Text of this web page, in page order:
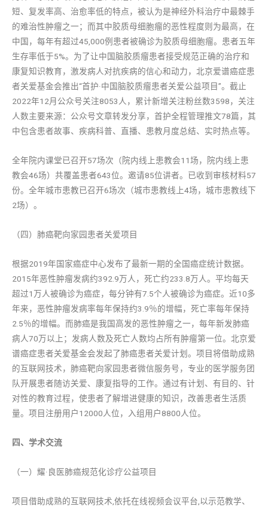
短、复发率高、治愈率低的特点，被认为是神经外科治疗中最棘手
的难治性肿瘤之一；而其中胶质母细胞瘤的恶性程度则为最高，在
中国，每年有超过45,000例患者被确诊为胶质母细胞瘤。患者五年
生存率低于5%。为了让中国脑胶质瘤患者接受规范正确的治疗和
康复知识教育，激发病人对抗疾病的信心和动力，北京爱谱癌症患
者关爱基金会推出“首护·中国脑胶质瘤患者关爱公益项目”。截止
2022年12月公众号关注8053人，累计新增关注粉丝数3598，关注
人数主要来源：公众号文章转发分享，首护全程管理推文78篇，其
中包含患者故事、疾病科普、直播、患教月度总结、实时热点等。
全年院内课堂已召开57场次（院内线上患教会11场，院内线上患
教会46场）共覆盖患者643位。邀请85位讲者。已收到审核材料57
份。全年城市患教已召开6场次（城市患教线上4场，城市患教线下
2场）。
（四）肺癌靶向家园患者关爱项目
根据2019年国家癌症中心发布了最新一期的全国癌症统计数据。
2015年恶性肿瘤发病约392.9万人，死亡约233.8万人。平均每天
超过1万人被确诊为癌症，每分钟有7.5个人被确诊为癌症。近10多
年来，恶性肿瘤发病率每年保持约3.9％的增幅，死亡率每年保持
2.5％的增幅。而肺癌是我国高发的恶性肿瘤之一，每年新发肺癌
病人70万以上；发病人数及死亡人数均占所有肿瘤第一位。北京爱
谱癌症患者关爱基金会发起了肺癌患者关爱计划。项目将借助成熟
的互联网技术，肺癌靶向家园患者微信服务号，专业的医学服务团
队开展患者随访关爱、康复指导的工作。通过有计划、有目的、针
对性的教育过程，使患者了解增进健康的知识，改善患者生活质
量。项目注册用户12000人位，入组用户8800人位。
四、学术交流
（一）耀·良医肺癌规范化诊疗公益项目
项目借助成熟的互联网技术,依托在线视频会议平台,以示范教学、